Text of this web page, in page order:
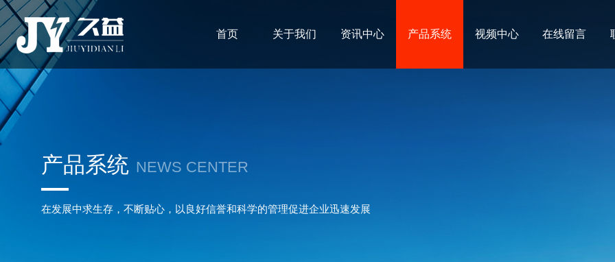
首页 关于我们 资讯中心 产品系统 视频中心 在线留言
产品系统 NEWS CENTER
在发展中求生存，不断贴心，以良好信誉和科学的管理促进企业迅速发展